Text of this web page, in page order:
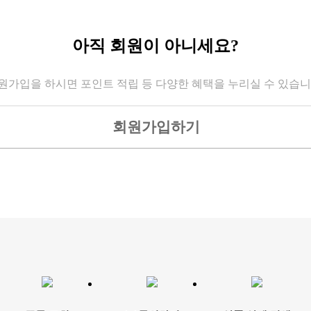
아직 회원이 아니세요?
가입을 하시면 포인트 적립 등 다양한 혜택을 누리실 수 있습
회원가입하기